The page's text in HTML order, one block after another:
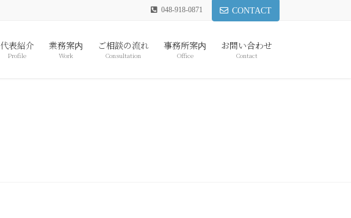
048-918-0871 CONTACT
代表紹介
Profile
業務案内
Work
ご相談の流れ
Consultation
事務所案内
Office
お問い合わせ
Contact